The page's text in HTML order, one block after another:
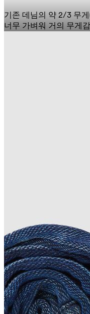
기존 데님의 약 2/3 무
너무 가벼워 거의 무게